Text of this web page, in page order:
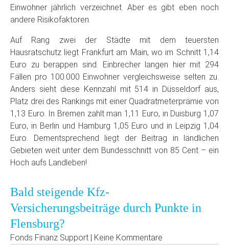
Einwohner jährlich verzeichnet. Aber es gibt eben noch
andere Risikofaktoren.
Auf Rang zwei der Städte mit dem teuersten
Hausratschutz liegt Frankfurt am Main, wo im Schnitt 1,14
Euro zu berappen sind. Einbrecher langen hier mit 294
Fällen pro 100.000 Einwohner vergleichsweise selten zu.
Anders sieht diese Kennzahl mit 514 in Düsseldorf aus,
Platz drei des Rankings mit einer Quadratmeterprämie von
1,13 Euro. In Bremen zahlt man 1,11 Euro, in Duisburg 1,07
Euro, in Berlin und Hamburg 1,05 Euro und in Leipzig 1,04
Euro. Dementsprechend liegt der Beitrag in ländlichen
Gebieten weit unter dem Bundesschnitt von 85 Cent – ein
Hoch aufs Landleben!
Bald steigende Kfz-
Versicherungsbeiträge durch Punkte in
Flensburg?
Fonds Finanz Support | Keine Kommentare